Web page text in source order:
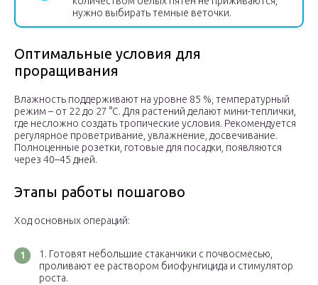
нужно выбирать темные веточки.
Оптимальные условия для
проращивания
Влажность поддерживают на уровне 85 %, температурный
режим – от 22 до 27 °С. Для растений делают мини-теплички,
где несложно создать тропические условия. Рекомендуется
регулярное проветривание, увлажнение, досвечивание.
Полноценные розетки, готовые для посадки, появляются
через 40–45 дней.
Этапы работы пошагово
Ход основных операций:
Готовят небольшие стаканчики с почвосмесью,
проливают ее раствором биофунгицида и стимулятор
роста.